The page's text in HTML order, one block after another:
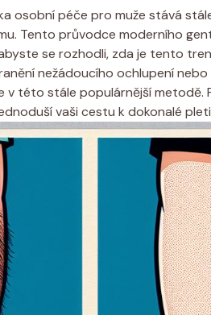
osobní péče pro muže stává
Tento průvodce moderního
se rozhodli, zda je tento
nežádoucího ochlupení
v této stále populárnější metodě.
vaši cestu k dokonalé